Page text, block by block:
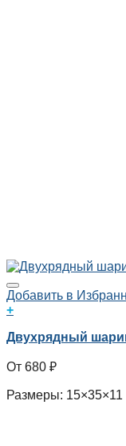
Добавить в
+
Двухрядный
680 ₽
Размеры: 15×35×11